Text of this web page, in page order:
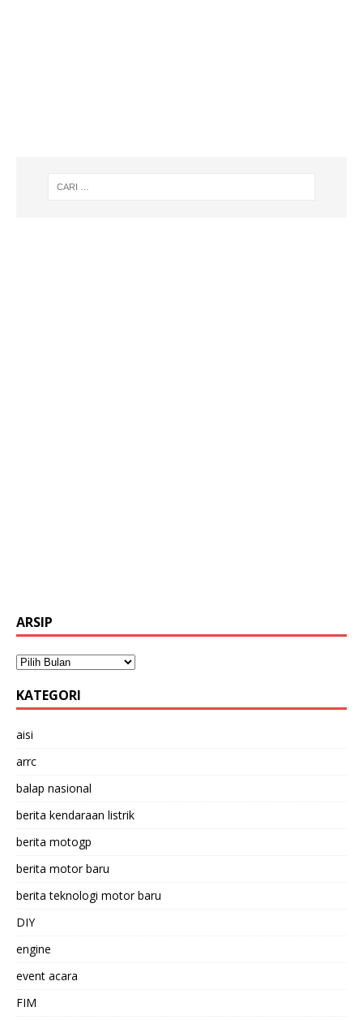
ARSIP
KATEGORI
aisi
arrc
balap nasional
berita kendaraan listrik
berita motogp
berita motor baru
berita teknologi motor baru
DIY
engine
event acara
FIM